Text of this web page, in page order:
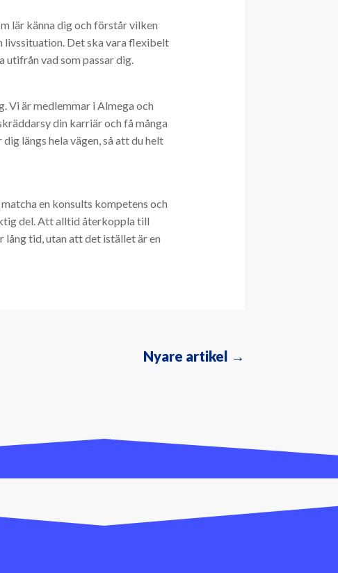
lär känna dig och förstår vilken
livssituation. Det ska vara flexibelt
utifrån vad som passar dig.
Vi är medlemmar i Almega och
din karriär och få många
längs hela vägen, så att du helt
en konsults kompetens och
del. Att alltid återkoppla till
lång tid, utan att det istället är en
Nyare artikel →